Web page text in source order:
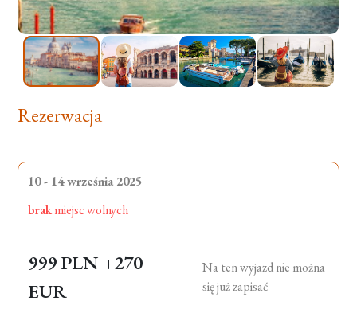
Rezerwacja
10 - 14 września 2025
brakmiejsc wolnych
999 PLN +270
EUR
Na ten wyjazd nie można
się już zapisać